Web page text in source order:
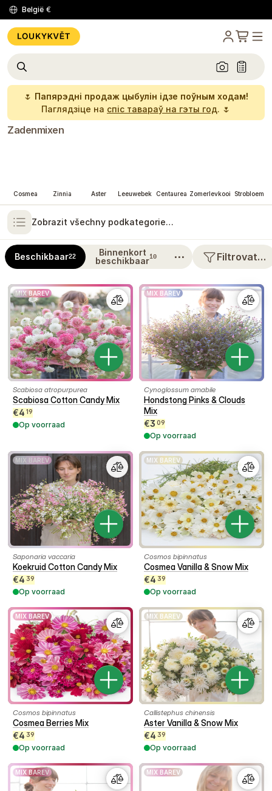
België €
🌷 Папярэдні продаж цыбулін ідзе поўным ходам!
Паглядзіце на спіс тавараў на гэты год. 🌷
Zadenmixen
Cosmea Zinnia Aster Leeuwebek Centaurea Zomerlevkooi Strobloem
Zobrazit všechny podkategorie…
Beschikbaar22
Binnenkort
beschikbaar10 ⋯ Filtrovat…
MIX BAREV
Scabiosa atropurpurea
Scabiosa Cotton Candy Mix
€4 19
Op voorraad
MIX BAREV
Cynoglossum amabile
Hondstong Pinks & Clouds
Mix
€3 09
Op voorraad
MIX BAREV
Saponaria vaccaria
Koekruid Cotton Candy Mix
€4 39
Op voorraad
MIX BAREV
Cosmos bipinnatus
Cosmea Vanilla & Snow Mix
€4 39
Op voorraad
MIX BAREV
Cosmos bipinnatus
Cosmea Berries Mix
€4 39
Op voorraad
MIX BAREV
Callistephus chinensis
Aster Vanilla & Snow Mix
€4 39
Op voorraad
MIX BAREV MIX BAREV